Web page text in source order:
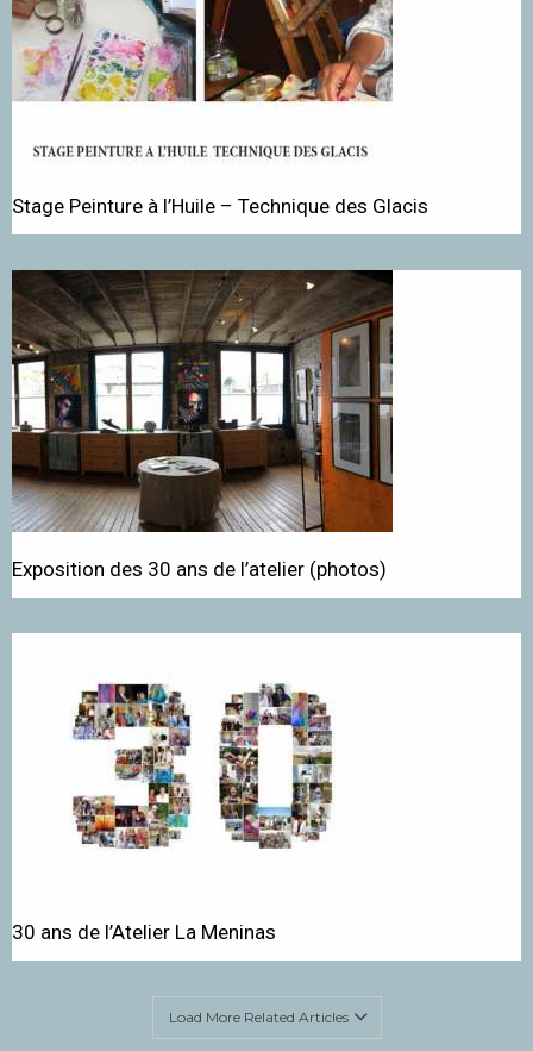
Stage Peinture à l’Huile – Technique des Glacis
Exposition des 30 ans de l’atelier (photos)
30 ans de l’Atelier La Meninas
Load More Related Articles